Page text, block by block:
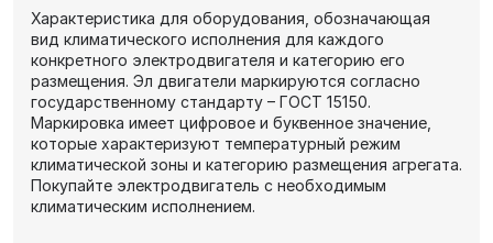
Характеристика для оборудования, обозначающая
вид климатического исполнения для каждого
конкретного электродвигателя и категорию его
размещения. Эл двигатели маркируются согласно
государственному стандарту – ГОСТ 15150.
Маркировка имеет цифровое и буквенное значение,
которые характеризуют температурный режим
климатической зоны и категорию размещения агрегата.
Покупайте электродвигатель с необходимым
климатическим исполнением.